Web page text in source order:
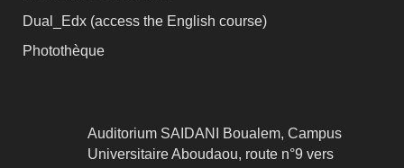
Dual_Edx (access the English course)
Photothèque
Auditorium SAIDANI Boualem, Campus
Universitaire Aboudaou, route n°9 vers